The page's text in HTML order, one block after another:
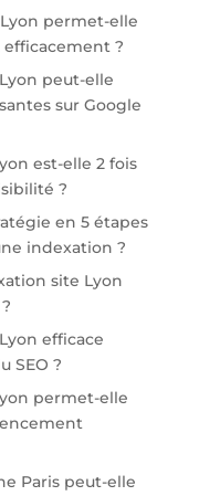
permet-elle
?
peut-elle
sur Google
est-elle 2 fois
?
en 5 étapes
indexation ?
site Lyon
efficace
SEO ?
permet-elle
Paris peut-elle